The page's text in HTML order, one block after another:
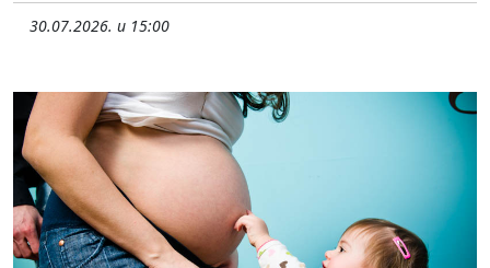
30.07.2026. u 15:00